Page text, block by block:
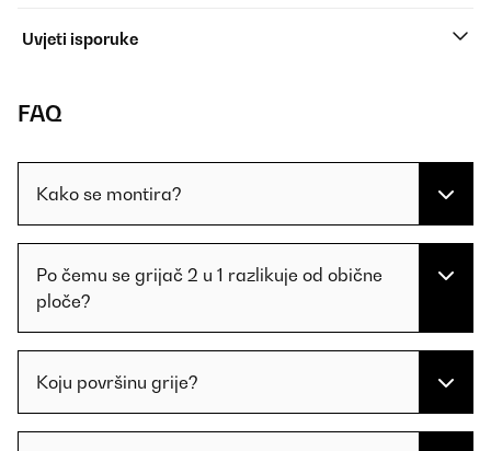
Uvjeti isporuke
FAQ
Kako se montira?
Po čemu se grijač 2 u 1 razlikuje od obične
ploče?
Koju površinu grije?